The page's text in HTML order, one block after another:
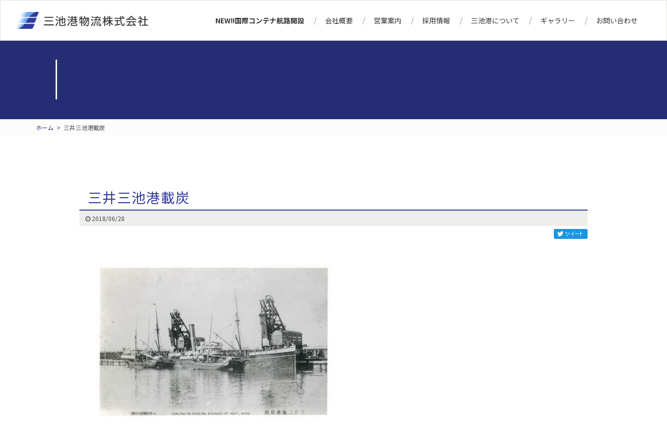
NEW!!国際コンテナ航路開設 会社概要 営業案内 採用情報 三池港について ギャラリー お問い合わせ
ホーム > 三井三池港載炭
三井三池港載炭
2018/06/28